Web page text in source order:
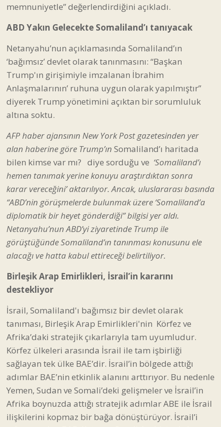
memnuniyetle” değerlendirdiğini açıkladı.
ABD Yakın Gelecekte Somaliland’ı tanıyacak
Netanyahu’nun açıklamasında Somaliland’ın
‘bağımsız’ devlet olarak tanınmasını: “Başkan
Trump'ın girişimiyle imzalanan İbrahim
Anlaşmalarının’ ruhuna uygun olarak yapılmıştır”
diyerek Trump yönetimini açıktan bir sorumluluk
altına soktu.
AFP haber ajansının New York Post gazetesinden yer
alan haberine göre Trump’ın Somaliland’ı haritada
bilen kimse var mı? diye sorduğu ve ‘Somaliland’ı
hemen tanımak yerine konuyu araştırdıktan sonra
karar vereceğini’ aktarılıyor. Ancak, uluslararası basında
“ABD’nin görüşmelerde bulunmak üzere ‘Somaliland’a
diplomatik bir heyet gönderdiği” bilgisi yer aldı.
Netanyahu’nun ABD’yi ziyaretinde Trump ile
görüştüğünde Somaliland’ın tanınması konusunu ele
alacağı ve hatta kabul ettireceği belirtiliyor.
Birleşik Arap Emirlikleri, İsrail’in kararını
destekliyor
İsrail, Somaliland'ı bağımsız bir devlet olarak
tanıması, Birleşik Arap Emirlikleri'nin Körfez ve
Afrika’daki stratejik çıkarlarıyla tam uyumludur.
Körfez ülkeleri arasında İsrail ile tam işbirliği
sağlayan tek ülke BAE’dir. İsrail’in bölgede attığı
adımlar BAE’nin etkinlik alanını arttırıyor. Bu nedenle
Yemen, Sudan ve Somali’deki gelişmeler ve İsrail’in
Afrika boynuzda attığı stratejik adımlar ABE ile İsrail
ilişkilerini kopmaz bir bağa dönüştürüyor. İsrail’i